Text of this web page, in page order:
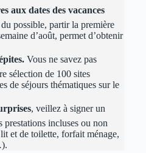
aux dates des vacances
possible, partir la première
d’août, permet d’obtenir
Vous ne savez pas
sélection de 100 sites
de séjours thématiques sur le
, veillez à signer un
incluses ou non
et de toilette, forfait ménage,